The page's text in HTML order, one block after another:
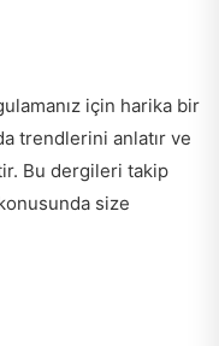
için harika bir
trendlerini anlatır ve
Bu dergileri takip
size